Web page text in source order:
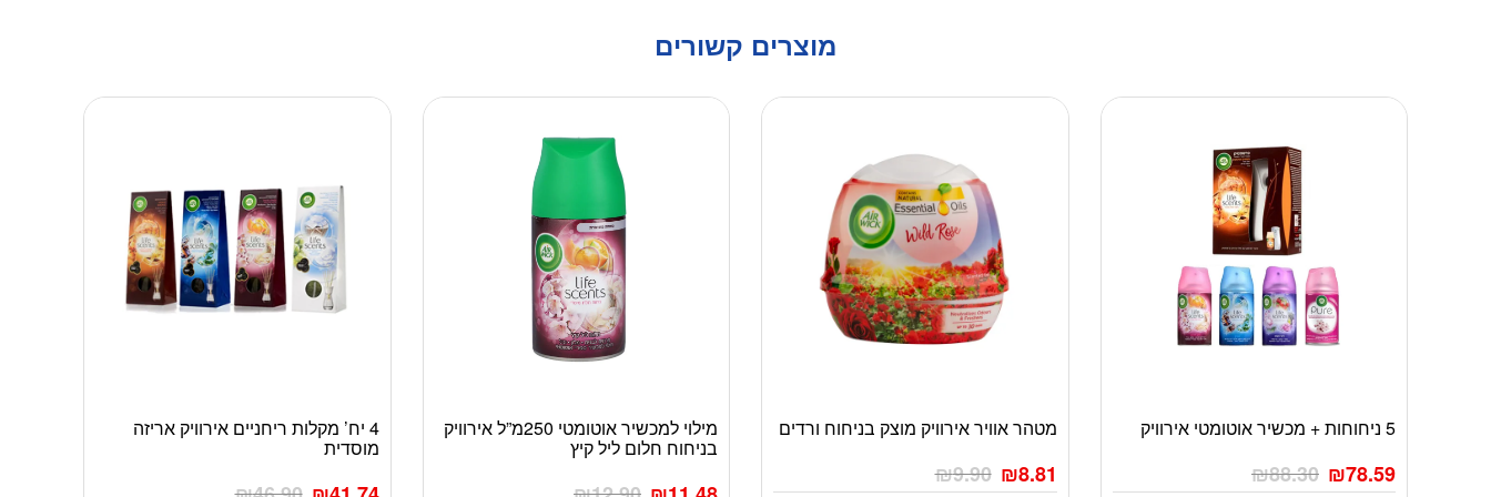
מוצרים קשורים
5 ניחוחות + מכשיר אוטומטי אירוויק
₪88.30 ₪78.59
מטהר אוויר אירוויק מוצק בניחוח ורדים
₪9.90 ₪8.81
מילוי למכשיר אוטומטי 250מ”ל אירוויק
בניחוח חלום ליל קיץ
4 יח’ מקלות ריחניים אירוויק אריזה
מוסדית
למוצר
זה